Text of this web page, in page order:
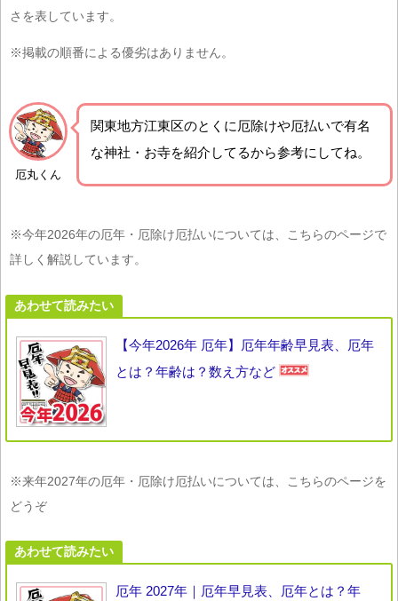
さを表しています。
※掲載の順番による優劣はありません。
厄丸くん
関東地方江東区のとくに厄除けや厄払いで有名
な神社・お寺を紹介 してるから参考にしてね。
※今年2026年の厄年・厄除け厄払いについては、こちらのページで
詳しく解説しています。
あわせて読みたい
【今年2026年 厄年】厄年年齢早見表、厄年
とは？年齢は？数え方など
※来年2027年の厄年・厄除け厄払いについては、こちらのページを
どうぞ
あわせて読みたい
厄年 2027年｜厄年早見表、厄年とは？年